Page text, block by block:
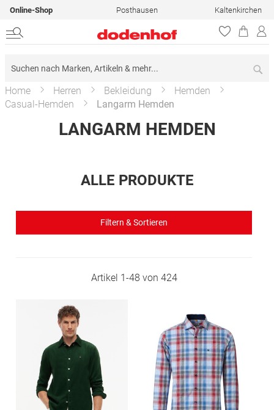
Online-Shop Posthausen Kaltenkirchen
Home Herren Bekleidung
Hemden
Casual-Hemden
Langarm Hemden
LANGARM HEMDEN
ALLE PRODUKTE
Filtern & Sortieren
Artikel 1-48 von 424